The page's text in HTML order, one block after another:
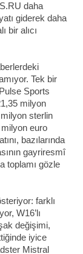
daha
giderek daha
bir alıcı
Tek bir
Sports
milyon
sterlin
euro
bazılarında
gayriresmî
toplamı gözle
farklı
W16’lı
değişimi,
iyice
Mistral